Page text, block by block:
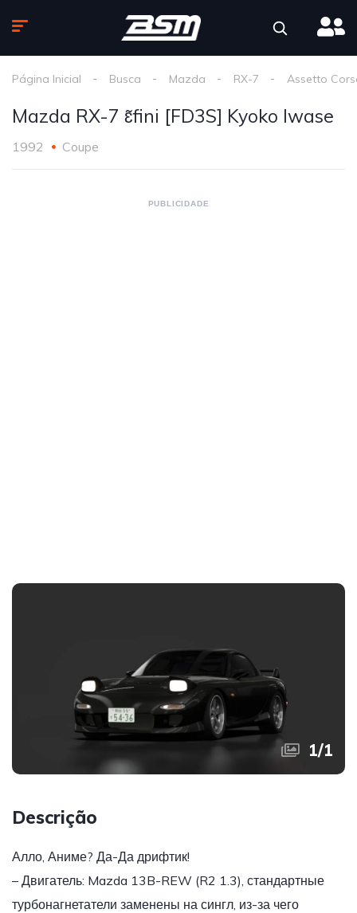
Página Inicial Busca Mazda RX-7 Assetto
Mazda RX-7 ɛ̃fini [FD3S] Kyoko Iwase
1992 Coupe
PUBLICIDADE
1/1
Descrição
Алло, Аниме? Да-Да дрифтик!
– Двигатель: Mazda 13B-REW (R2 1.3), стандартные
турбонагнетатели заменены на сингл, из-за чего